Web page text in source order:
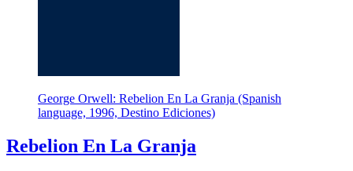
George Orwell: Rebelion En La Granja (Spanish
language, 1996, Destino Ediciones)
Rebelion En La Granja